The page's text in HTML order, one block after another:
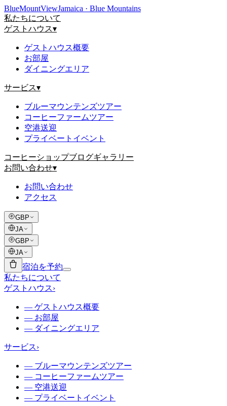
BlueMountViewJamaica · Blue Mountains
私たちについて
ゲストハウス▾
ゲストハウス概要
お部屋
ダイニングエリア
サービス▾
ブルーマウンテンズツアー
コーヒーファームツアー
空港送迎
プライベートイベント
コーヒーショップブログギャラリー
お問い合わせ▾
お問い合わせ
アクセス
GBP
JA
GBP
JA
宿泊を予約
私たちについて
ゲストハウス›
— ゲストハウス概要
— お部屋
— ダイニングエリア
サービス›
— ブルーマウンテンズツアー
— コーヒーファームツアー
— 空港送迎
— プライベートイベント